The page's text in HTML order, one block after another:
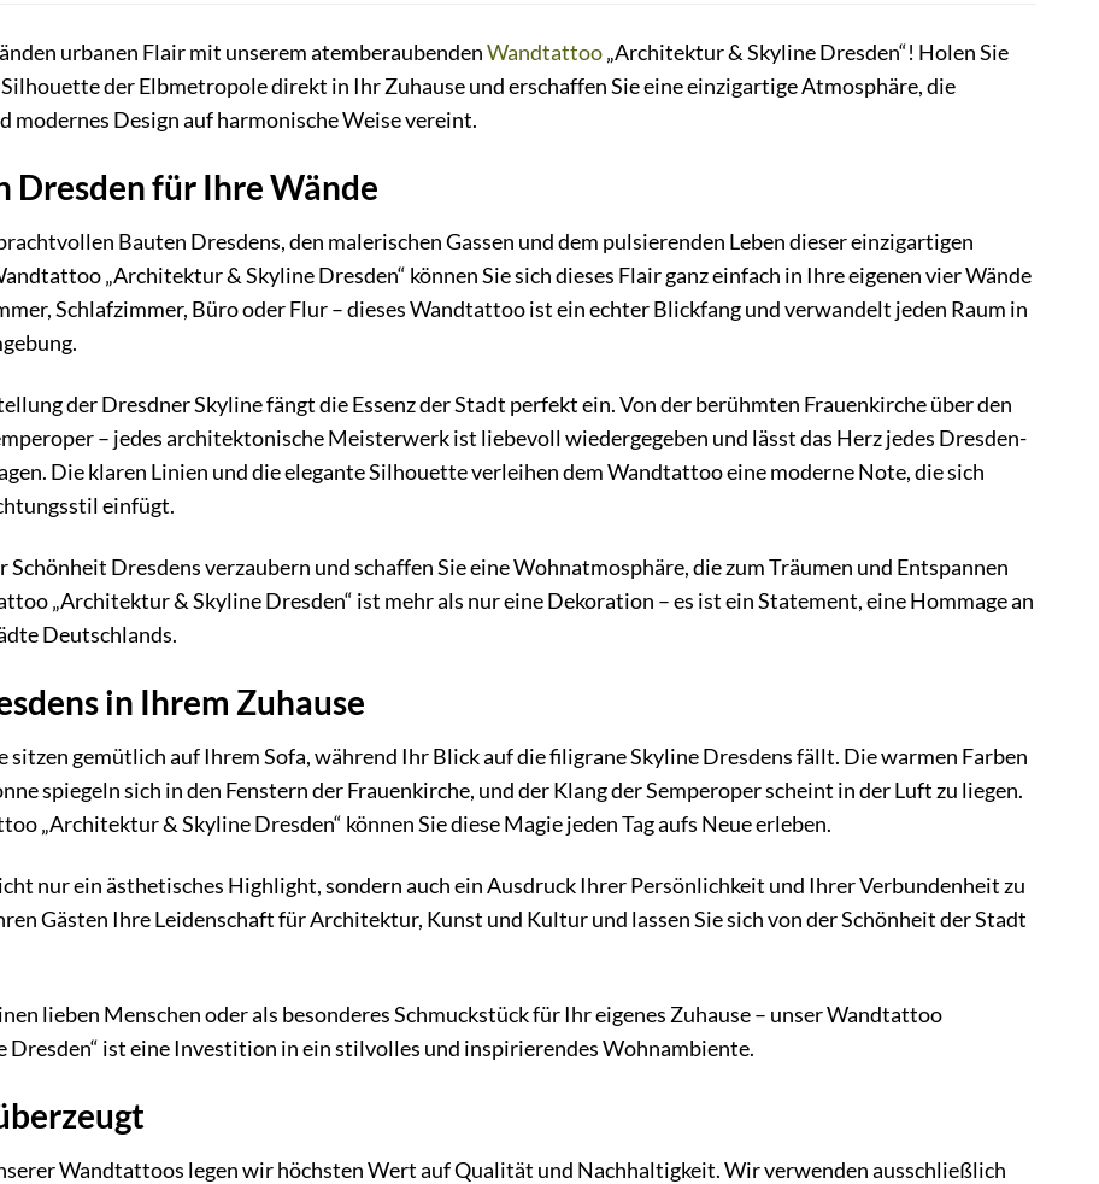
urbanen Flair mit unserem atemberaubendenWandtattoo„Architektur & Skyline Dresden“! Holen Sie
der Elbmetropole direkt in Ihr Zuhause und erschaffen Sie eine einzigartige Atmosphäre, die
modernes Design auf harmonische Weise vereint.
Dresden für Ihre Wände
Bauten Dresdens, den malerischen Gassen und dem pulsierenden Leben dieser einzigartigen
„Architektur & Skyline Dresden“ können Sie sich dieses Flair ganz einfach in Ihre eigenen vier Wände
Schlafzimmer, Büro oder Flur – dieses Wandtattoo ist ein echter Blickfang und verwandelt jeden Raum in
der Dresdner Skyline fängt die Essenz der Stadt perfekt ein. Von der berühmten Frauenkirche über den
– jedes architektonische Meisterwerk ist liebevoll wiedergegeben und lässt das Herz jedes Dresden-
Die klaren Linien und die elegante Silhouette verleihen dem Wandtattoo eine moderne Note, die sich
einfügt.
Schönheit Dresdens verzaubern und schaffen Sie eine Wohnatmosphäre, die zum Träumen und Entspannen
„Architektur & Skyline Dresden“ ist mehr als nur eine Dekoration – es ist ein Statement, eine Hommage an
Deutschlands.
in Ihrem Zuhause
sitzen gemütlich auf Ihrem Sofa, während Ihr Blick auf die filigrane Skyline Dresdens fällt. Die warmen Farben
spiegeln sich in den Fenstern der Frauenkirche, und der Klang der Semperoper scheint in der Luft zu liegen.
„Architektur & Skyline Dresden“ können Sie diese Magie jeden Tag aufs Neue erleben.
nur ein ästhetisches Highlight, sondern auch ein Ausdruck Ihrer Persönlichkeit und Ihrer Verbundenheit zu
Gästen Ihre Leidenschaft für Architektur, Kunst und Kultur und lassen Sie sich von der Schönheit der Stadt
lieben Menschen oder als besonderes Schmuckstück für Ihr eigenes Zuhause – unser Wandtattoo
Dresden“ ist eine Investition in ein stilvolles und inspirierendes Wohnambiente.
Wandtattoos legen wir höchsten Wert auf Qualität und Nachhaltigkeit. Wir verwenden ausschließlich